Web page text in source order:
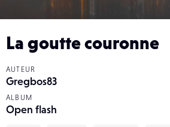
La goutte couronne
AUTEUR
Gregbos83
ALBUM
Open flash